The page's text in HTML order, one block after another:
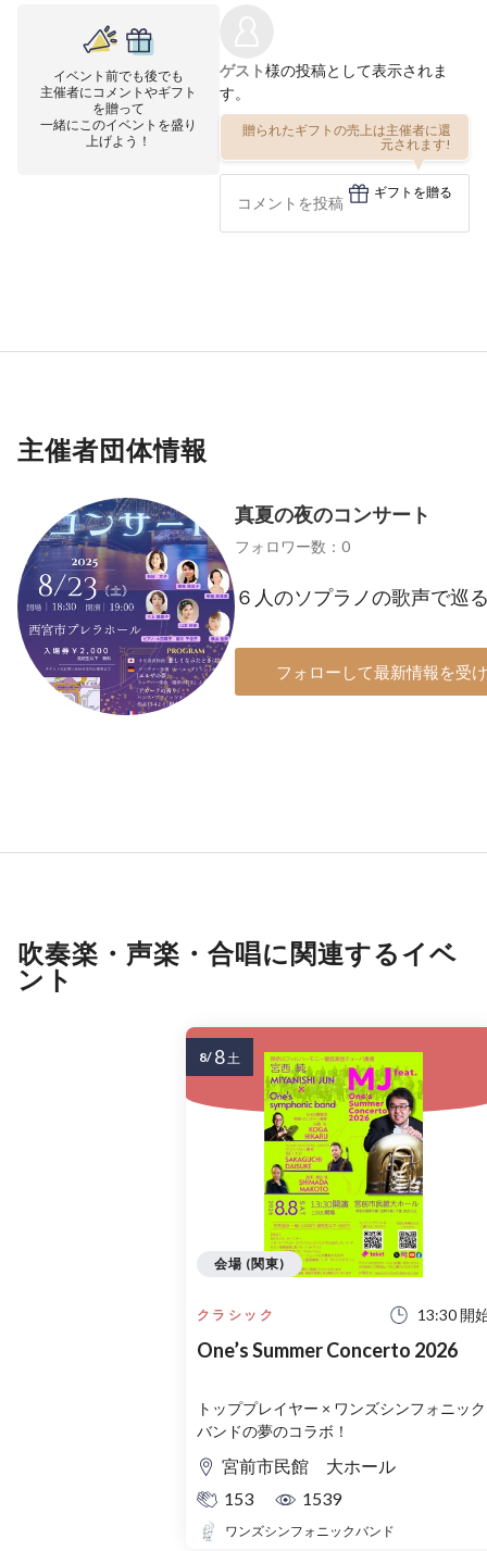
イベント前でも後でも
主催者にコメントやギフト
を贈って
一緒にこのイベントを盛り
上げよう！
ゲスト様の投稿として表示されま
す。
贈られたギフトの売上は主催者に還
元されます!
ギフトを贈る
主催者団体情報
真夏の夜のコンサート
フォロワー数：0
６人のソプラノの歌声で巡
フォローして最新情報を受
吹奏楽・声楽・合唱に関連するイベ
ント
クラシック 13:30 開
One’s Summer Concerto 2026
トッププレイヤー × ワンズシンフォニック
バンドの夢のコラボ！
宮前市民館 大ホール
153
1539
ワンズシンフォニックバンド
会場 (関東)
8/ 8土